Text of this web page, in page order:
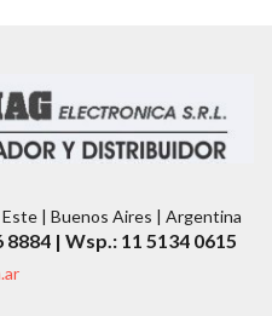
| Buenos Aires | Argentina
| Wsp.: 11 5134 0615